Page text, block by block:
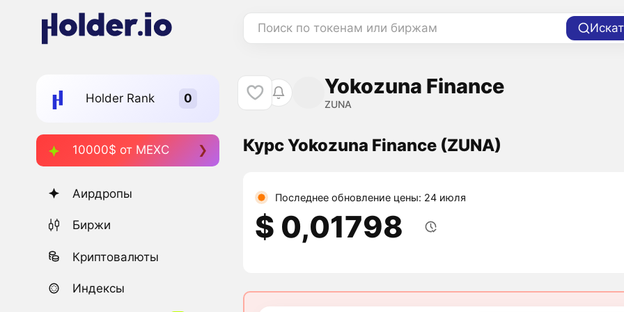
Поиск по токенам или биржам
Holder Rank
10000$ от MEXC
Аирдропы
Биржи
Криптовалюты
Индексы
Yokozuna Finance
ZUNA
Курс Yokozuna Finance (ZUNA)
Последнее обновление цены: 24 июля
$ 0,01798